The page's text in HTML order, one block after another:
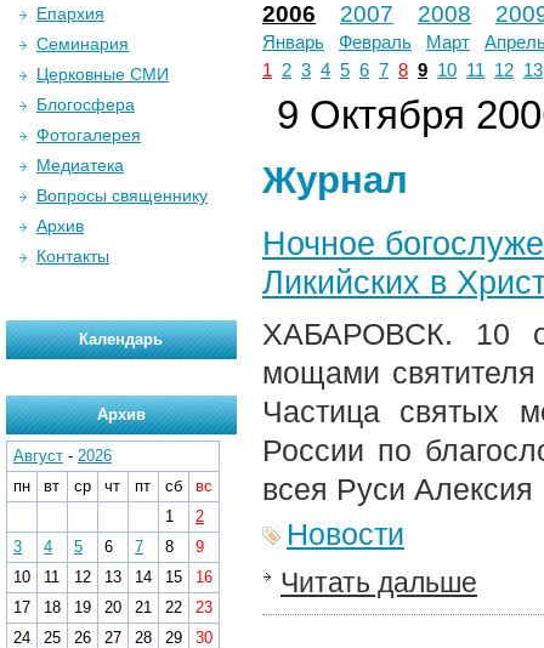
2006 2007 2008
Январь Февраль Март
1
2 3 4 5 6 7 8 9 10 11 12 13
9 Октября
Журнал
Ночное
Ликийских в
ХАБАРОВСК. 10
мощами
Частица святых
России по
всея Руси Алексия
Новости
Читать дальше
Епархия
Семинария
Церковные СМИ
Блогосфера
Фотогалерея
Медиатека
Вопросы священнику
Архив
Контакты
Календарь
Архив
Август - 2026
пн
вт ср чт пт сб
вс
1
2
3
4 5 6 7 8
9
10
11 12 13 14 15
16
17
18 19 20 21 22
23
24
25 26 27 28 29
30